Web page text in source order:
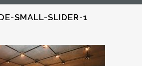
SMALL-SLIDER-1